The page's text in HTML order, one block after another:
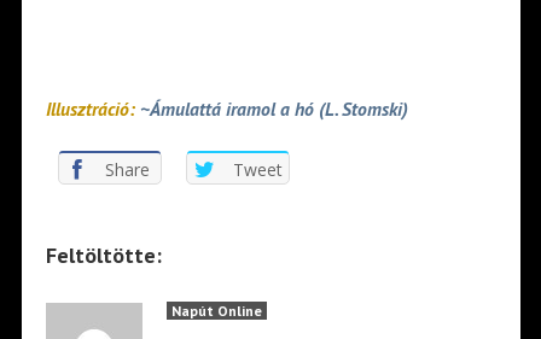
Illusztráció:~Ámulattá iramol a hó (L. Stomski)
Share Tweet
Feltöltötte:
Napút Online